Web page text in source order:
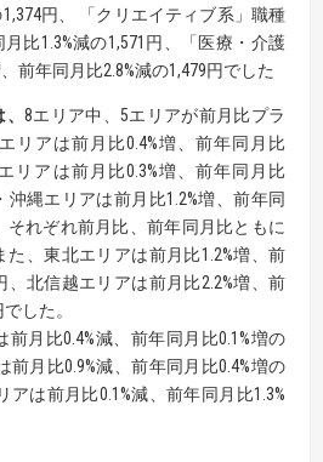
円、 「クリエイティブ系」職種
比1.3%減の1,571円、「医療・介護
前年同月比2.8%減の1,479円でした
8エリア中、5エリアが前月比プラ
リアは前月比0.4%増、前年同月比
リアは前月比0.3%増、前年同月比
沖縄エリアは前月比1.2%増、前年同
それぞれ前月比、前年同月比ともに
、東北エリアは前月比1.2%増、前
、北信越エリアは前月比2.2%増、前
した。
月比0.4%減、前年同月比0.1%増の
前月比0.9%減、前年同月比0.4%増の
アは前月比0.1%減、前年同月比1.3%